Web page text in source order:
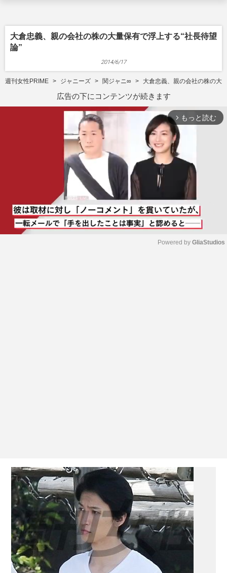
大倉忠義、親の会社の株の大量保有で浮上する“社長待望
論”
2014/6/17
週刊女性PRIME ジャニーズ 関ジャニ∞ 大倉忠義、親の会社の株の大
広告の下にコンテンツが続きます
arrow_forward_ios もっと読む
Powered by GliaStudios